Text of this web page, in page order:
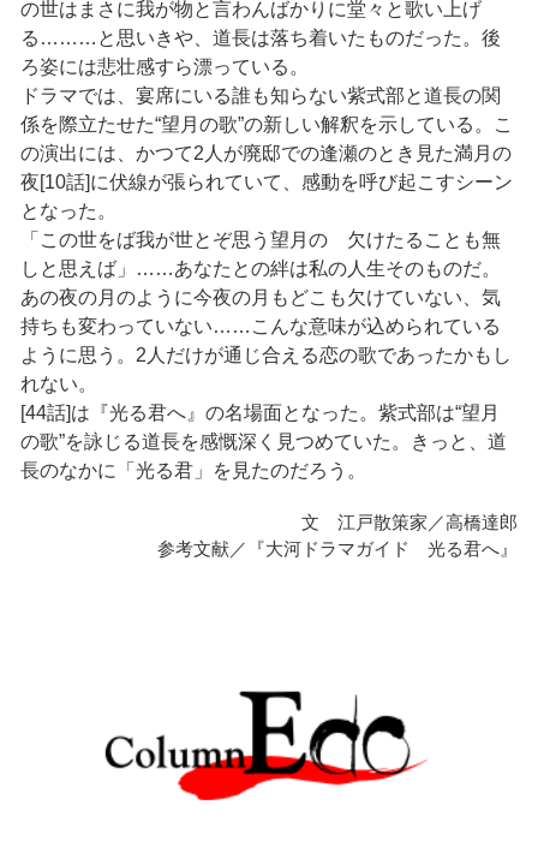
の世はまさに我が物と言わんばかりに堂々と歌い上げ
る………と思いきや、道長は落ち着いたものだった。後
ろ姿には悲壮感すら漂っている。
ドラマでは、宴席にいる誰も知らない紫式部と道長の関
係を際立たせた“望月の歌”の新しい解釈を示している。こ
の演出には、かつて2人が廃邸での逢瀬のとき見た満月の
夜[10話]に伏線が張られていて、感動を呼び起こすシーン
となった。
「この世をば我が世とぞ思う望月の 欠けたることも無
しと思えば」……あなたとの絆は私の人生そのものだ。
あの夜の月のように今夜の月もどこも欠けていない、気
持ちも変わっていない……こんな意味が込められている
ように思う。2人だけが通じ合える恋の歌であったかもし
れない。
[44話]は『光る君へ』の名場面となった。紫式部は“望月
の歌”を詠じる道長を感慨深く見つめていた。きっと、道
長のなかに「光る君」を見たのだろう。
文 江戸散策家／高橋達郎
参考文献／『大河ドラマガイド 光る君へ』